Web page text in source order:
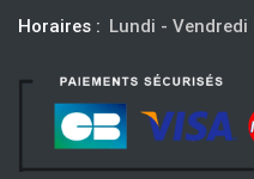
Horaires : Lundi - Vendredi